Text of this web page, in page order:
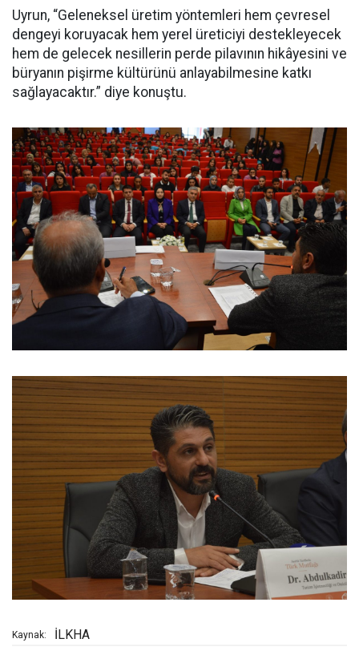
Uyrun, “Geleneksel üretim yöntemleri hem çevresel
dengeyi koruyacak hem yerel üreticiyi destekleyecek
hem de gelecek nesillerin perde pilavının hikâyesini ve
büryanın pişirme kültürünü anlayabilmesine katkı
sağlayacaktır.” diye konuştu.
Kaynak: İLKHA